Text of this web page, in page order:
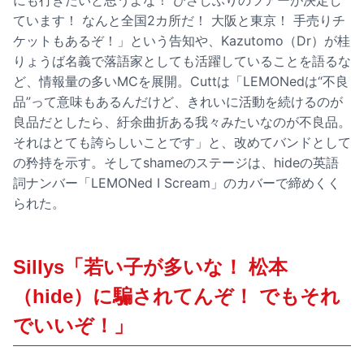
ています！ なんと全国2カ所だ！ 大阪と東京！ 手売りチ
ケットもあるぞ！」という告知や、Kazutomo（Dr）が桂
りょうば名義で落語家としても活躍していることを語るな
ど、情報量の多いMCを展開。Cuttは「LEMONedは“不良
品”って意味もあるんだけど、きれいに活動を続けるのが
良品だとしたら、紆余曲折ある我々みたいなのが不良品。
それはとても誇らしいことです」と、改めてバンドとして
の矜持を示す。そしてshameのステージは、hideの英語
詞ナンバー「LEMONed I Scream」のカバーで締めくく
られた。
Sillys「若い子が多いな！ 松本
（hide）に騙されてんぞ！ でもそれ
でいいぞ！」